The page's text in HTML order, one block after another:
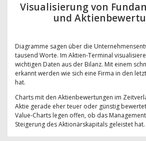
Visualisierung von
und
Diagramme sagen über die
tausend Worte. Im Aktien-Terminal
wichtigen Daten aus der Bilanz. Mit einem
erkannt werden wie sich eine Firma in den
hat.
Charts mit den Aktienbewertungen im
Aktie gerade eher teuer oder günstig
Value-Charts legen offen, ob das
Steigerung des Aktionärskapitals geleistet hat.